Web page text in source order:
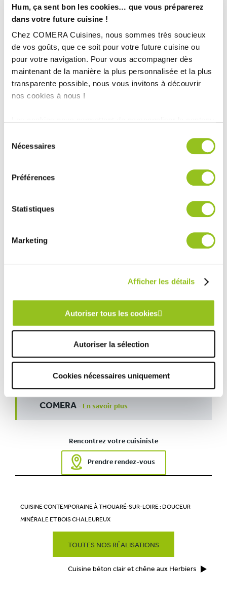
Hum, ça sent bon les cookies… que vous préparerez
dans votre future cuisine !
Chez COMERA Cuisines, nous sommes très soucieux
de vos goûts, que ce soit pour votre future cuisine ou
pour votre navigation. Pour vous accompagner dès
maintenant de la manière la plus personnalisée et la plus
transparente possible, nous vous invitons à découvrir
nos cookies à nous !
médias sociaux et d'analyser notre trafic. Nous
partageons également des informations sur l'utilisation de
notre site avec nos partenaires de médias sociaux, de
publicité et d'analyse, qui peuvent combiner celles-ci
ou qu'ils ont collectées lors de votre utilisation de leurs
Nécessaires
Préférences
Statistiques
Marketing
Afficher les détails
Autoriser tous les cookies
Autoriser la sélection
Cookies nécessaires uniquement
INFORMATIONS
TECHNIQUES :
Magasin : COMERA Cuisines Carquefou (44)
COMERA - En savoir plus
Rencontrez votre cuisiniste
Prendre rendez-vous
CUISINE CONTEMPORAINE À THOUARÉ-SUR-LOIRE : DOUCEUR
MINÉRALE ET BOIS CHALEUREUX
TOUTES NOS RÉALISATIONS
Cuisine béton clair et chêne aux Herbiers